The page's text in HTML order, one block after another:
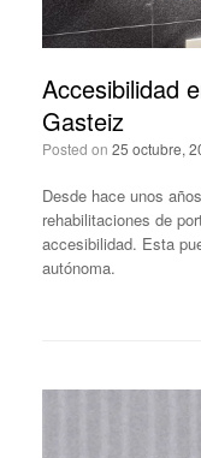
Accesibilidad
Gasteiz
Posted on 25 octubre,
Desde hace unos
rehabilitaciones de
accesibilidad. Esta
autónoma.